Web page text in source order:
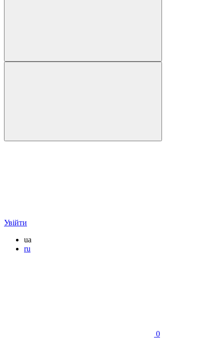
Увійти
ua
ru
0